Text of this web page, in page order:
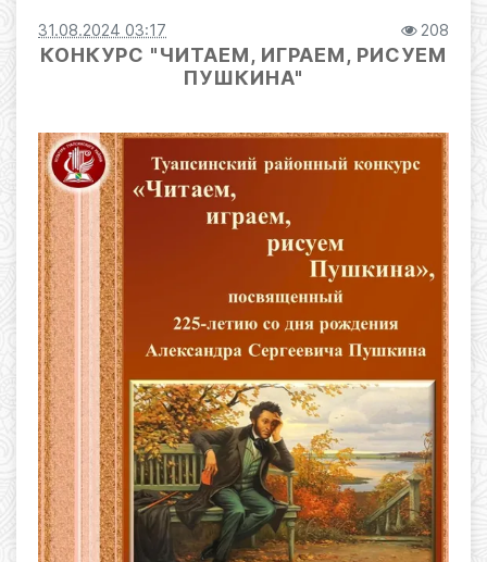
31.08.2024 03:17 208
КОНКУРС "ЧИТАЕМ, ИГРАЕМ, РИСУЕМ
ПУШКИНА"